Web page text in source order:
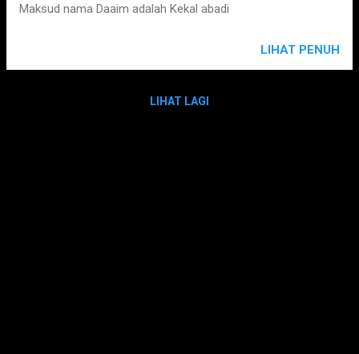
Maksud nama Daaim adalah Kekal abadi
LIHAT PENUH
LIHAT LAGI